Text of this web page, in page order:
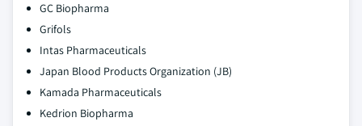
GC Biopharma
Grifols
Intas Pharmaceuticals
Japan Blood Products Organization (JB)
Kamada Pharmaceuticals
Kedrion Biopharma